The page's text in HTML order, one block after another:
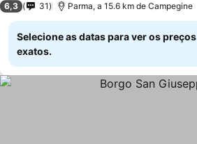
6,3 31 Parma, a 15.6 km de Campegine
Selecione as datas para ver os preços
exatos.